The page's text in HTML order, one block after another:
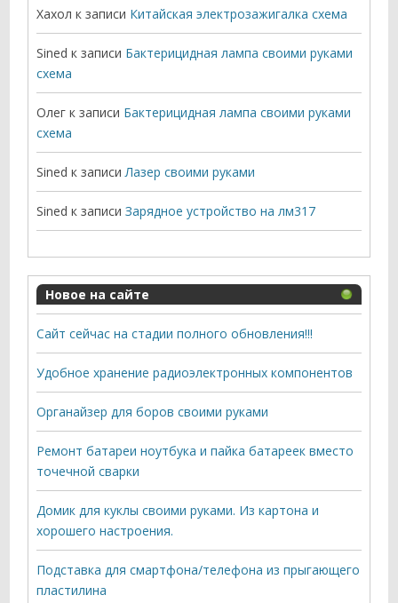
Хахол к записи Китайская электрозажигалка схема
Sined к записи Бактерицидная лампа своими руками
схема
Олег к записи Бактерицидная лампа своими руками
схема
Sined к записи Лазер своими руками
Sined к записиЗарядное устройство на лм317
Новое на сайте
Сайт сейчас на стадии полного обновления!!!
Удобное хранение радиоэлектронных компонентов
Органайзер для боров своими руками
Ремонт батареи ноутбука и пайка батареек вместо
точечной сварки
Домик для куклы своими руками. Из картона и
хорошего настроения.
Подставка для смартфона/телефона из прыгающего
пластилина